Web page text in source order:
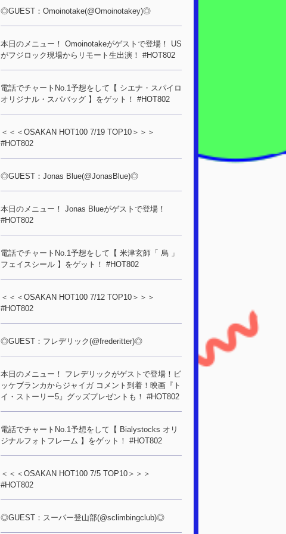
◎GUEST：Omoinotake(@Omoinotakey)◎
本日のメニュー！ Omoinotakeがゲストで登場！ US
がフジロック現場からリモート生出演！ #HOT802
電話でチャートNo.1予想をして【 シエナ・スパイロ
オリジナル・スパバッグ 】をゲット！ #HOT802
＜＜＜OSAKAN HOT100 7/19 TOP10＞＞＞
#HOT802
◎GUEST：Jonas Blue(@JonasBlue)◎
本日のメニュー！ Jonas Blueがゲストで登場！
#HOT802
電話でチャートNo.1予想をして【 米津玄師「 烏 」
フェイスシール 】をゲット！ #HOT802
＜＜＜OSAKAN HOT100 7/12 TOP10＞＞＞
#HOT802
◎GUEST：フレデリック(@frederitter)◎
本日のメニュー！ フレデリックがゲストで登場！ビ
ッケブランカからジャイガ コメント到着！映画『ト
イ・ストーリー5』グッズプレゼントも！ #HOT802
電話でチャートNo.1予想をして【 Bialystocks オリ
ジナルフォトフレーム 】をゲット！ #HOT802
＜＜＜OSAKAN HOT100 7/5 TOP10＞＞＞
#HOT802
◎GUEST：スーパー登山部(@sclimbingclub)◎